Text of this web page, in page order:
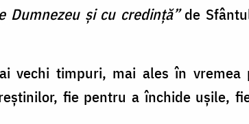
Dumnezeu și cu credință”de
vechi timpuri, mai ales în vremea
fie pentru a închide ușile,